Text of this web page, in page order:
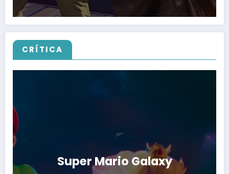
CRÍTICA
Super Mario Galaxy